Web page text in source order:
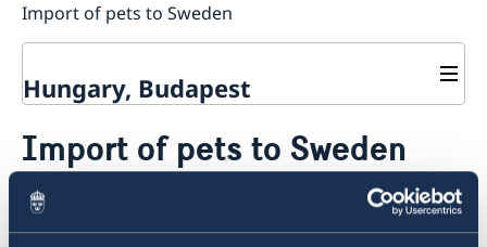
Import of pets to Sweden
Hungary, Budapest
About us
Current
Sweden to host Meeting of NATO Ministers of
Import of pets to Sweden
Information can be found on the homepage of
theSwedish Board of Agriculture